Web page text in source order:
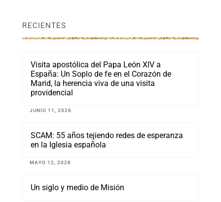
RECIENTES
Visita apostólica del Papa León XIV a
España: Un Soplo de fe en el Corazón de
Marid, la herencia viva de una visita
providencial
JUNIO 11, 2026
SCAM: 55 años tejiendo redes de esperanza
en la Iglesia española
MAYO 12, 2026
Un siglo y medio de Misión